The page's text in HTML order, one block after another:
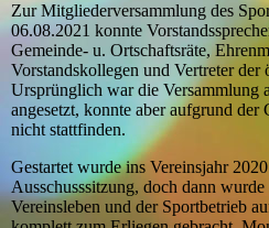
Zur Mitgliederversammlung des
06.08.2021 konnte
Gemeinde- u. Ortschaftsräte,
Vorstandskollegen und Vertreter der
Ursprünglich war die Versammlung
angesetzt, konnte aber aufgrund der
nicht stattfinden.
Gestartet wurde ins Vereinsjahr
Ausschusssitzung, doch dann
Vereinsleben und der Sportbetrieb